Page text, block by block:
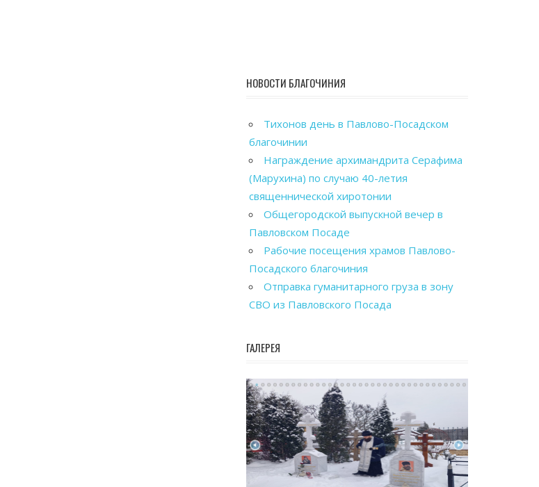
НОВОСТИ БЛАГОЧИНИЯ
Тихонов день в Павлово-Посадском
благочинии
Награждение архимандрита Серафима
(Марухина) по случаю 40-летия
священнической хиротонии
Общегородской выпускной вечер в
Павловском Посаде
Рабочие посещения храмов Павлово-
Посадского благочиния
Отправка гуманитарного груза в зону
СВО из Павловского Посада
ГАЛЕРЕЯ